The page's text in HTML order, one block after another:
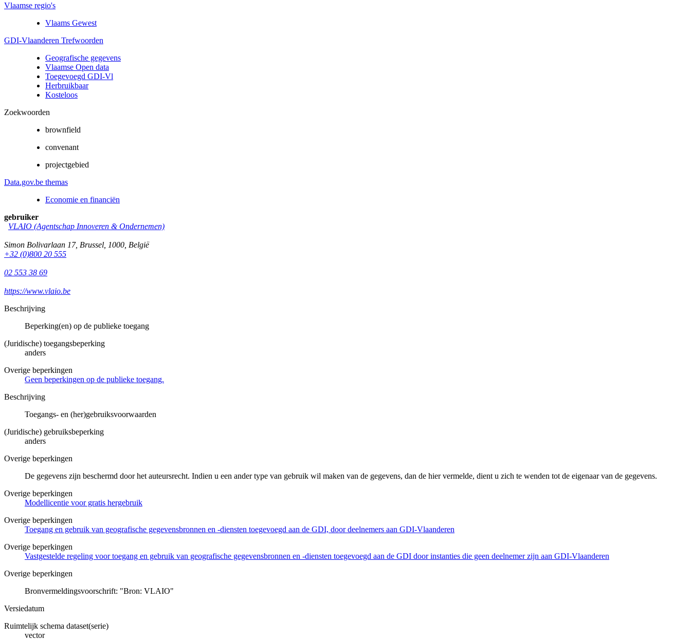
Vlaamse regio's
Vlaams Gewest
GDI-Vlaanderen Trefwoorden
Geografische gegevens
Vlaamse Open data
Toegevoegd GDI-Vl
Herbruikbaar
Kosteloos
Zoekwoorden
brownfield
convenant
projectgebied
Data.gov.be themas
Economie en financiën
gebruiker
VLAIO (Agentschap Innoveren & Ondernemen)
Simon Bolivarlaan 17, Brussel 1000 België
+32 (0)800 20 555
02 553 38 69
https://www.vlaio.be
Beschrijving
Beperking(en) op de publieke toegang
(Juridische) toegangsbeperking
anders
Overige beperkingen
Geen beperkingen op de publieke toegang.
Beschrijving
Toegangs- en (her)gebruiksvoorwaarden
(Juridische) gebruiksbeperking
anders
Overige beperkingen
De gegevens zijn beschermd door het auteursrecht. Indien u een ander type van gebruik wil maken van de gegevens, dan de hier vermelde, dient u zich te wenden tot de eigenaar van de gegevens.
Overige beperkingen
Modellicentie voor gratis hergebruik
Overige beperkingen
Toegang en gebruik van geografische gegevensbronnen en -diensten toegevoegd aan de GDI, door deelnemers aan GDI-Vlaanderen
Overige beperkingen
Vastgestelde regeling voor toegang en gebruik van geografische gegevensbronnen en -diensten toegevoegd aan de GDI door instanties die geen deelnemer zijn aan GDI-Vlaanderen
Overige beperkingen
Bronvermeldingsvoorschrift: "Bron: VLAIO"
Versiedatum
Ruimtelijk schema dataset(serie)
vector